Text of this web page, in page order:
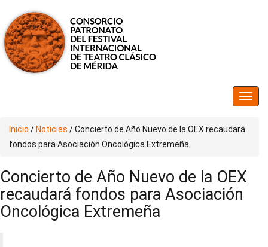
Inicio / Noticias /Concierto de Año Nuevo de la OEX recaudará
fondos para Asociación Oncológica Extremeña
Concierto de Año Nuevo de la OEX
recaudará fondos para Asociación
Oncológica Extremeña